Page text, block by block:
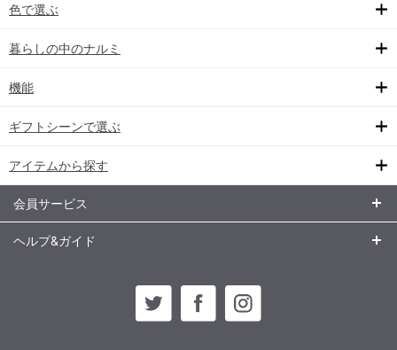
色で選ぶ
暮らしの中のナルミ
機能
ギフトシーンで選ぶ
アイテムから探す
会員サービス
ヘルプ&ガイド